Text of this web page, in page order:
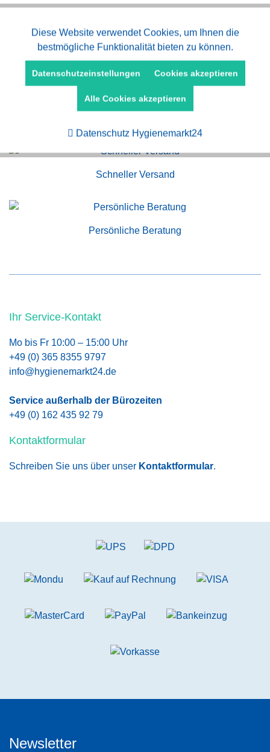
Schneller Versand
Persönliche Beratung
Ihr Service-Kontakt
Mo bis Fr 10:00 – 15:00 Uhr
+49 (0) 365 8355 9797
info@hygienemarkt24.de
Service außerhalb der Bürozeiten
+49 (0) 162 435 92 79
Kontaktformular
Schreiben Sie uns über unser Kontaktformular.
Newsletter
Funktionale Aktiv
Marketing Aktiv
Diese Website verwendet Cookies, um Ihnen die
bestmögliche Funktionalität bieten zu können.
Datenschutzeinstellungen Cookies akzeptieren
Alle Cookies akzeptieren
Datenschutz Hygienemarkt24